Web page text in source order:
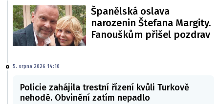
Španělská oslava
narozenin Štefana Margity.
Fanouškům přišel pozdrav
5. srpna 2026 14:10
Policie zahájila trestní řízení kvůli Turkově
nehodě. Obvinění zatím nepadlo